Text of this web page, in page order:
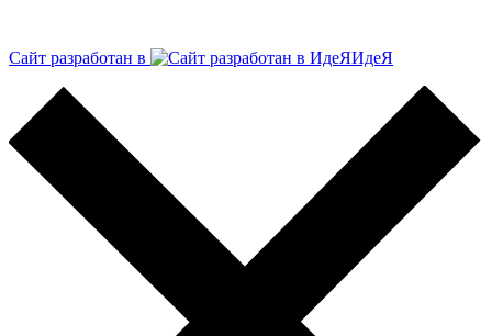
Сайт разработан в ИдеЯ